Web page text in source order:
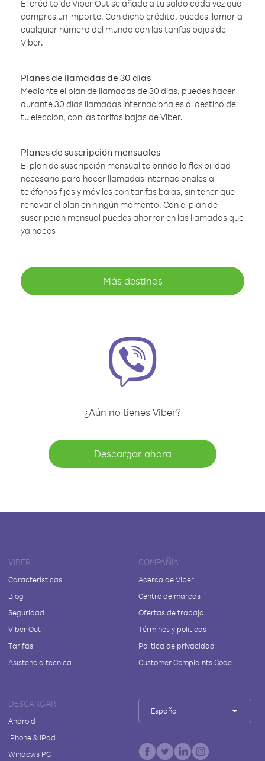
El crédito de Viber Out se añade a tu saldo cada vez que
compres un importe. Con dicho crédito, puedes llamar a
cualquier número del mundo con las tarifas bajas de
Viber.
Planes de llamadas de 30 días
Mediante el plan de llamadas de 30 días, puedes hacer
durante 30 días llamadas internacionales al destino de
tu elección, con las tarifas bajas de Viber.
Planes de suscripción mensuales
El plan de suscripción mensual te brinda la flexibilidad
necesaria para hacer llamadas internacionales a
teléfonos fijos y móviles con tarifas bajas, sin tener que
renovar el plan en ningún momento. Con el plan de
suscripción mensual puedes ahorrar en las llamadas que
ya haces
Más destinos
¿Aún no tienes Viber?
Descargar ahora
VIBER
Características
Blog
Seguridad
Viber Out
Tarifas
Asistencia técnica
COMPAÑÍA
Acerca de Viber
Centro de marcas
Ofertas de trabajo
Términos y políticas
Política de privacidad
Customer Complaints Code
DESCARGAR
Android
iPhone & iPad
Windows PC
Español